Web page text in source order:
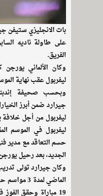
بات الانجليزي ستيفن
على طاولة ناديه
الفريق.
وكان الألماني
ليفربول عقب نهاية
وبحسب صحيفة
جيرارد ضمن أبرز
ليفربول من أجل خلافة
ليفربول في الموسم
حسم التعاقد مع مدير
الجديد، بعد رحيل
وكان جيرارد تولى